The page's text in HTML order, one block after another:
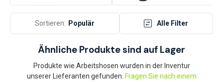
oder reflektierende Streifen achten, um sicherzustellen, dass die
Hose den Anforderungen Ihrer Arbeitsumgebung entspricht.
Sortieren: Populär Alle Filter
Ähnliche Produkte sind auf Lager
Produkte wie Arbeitshosen wurden in der Inventur
unserer Lieferanten gefunden. Fragen Sie nach einem